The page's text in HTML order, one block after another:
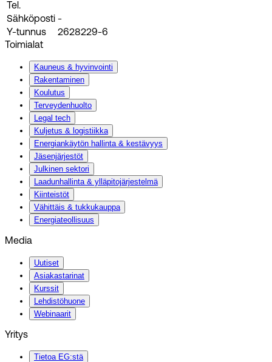
Tel.
Sähköposti -
Y-tunnus
2628229-6
Toimialat
Kauneus & hyvinvointi
Rakentaminen
Koulutus
Terveydenhuolto
Legal tech
Kuljetus & logistiikka
Energiankäytön hallinta & kestävyys
Jäsenjärjestöt
Julkinen sektori
Laadunhallinta & ylläpitojärjestelmä
Kiinteistöt
Vähittäis & tukkukauppa
Energiateollisuus
Media
Uutiset
Asiakastarinat
Kurssit
Lehdistöhuone
Webinaarit
Yritys
Tietoa EG:stä